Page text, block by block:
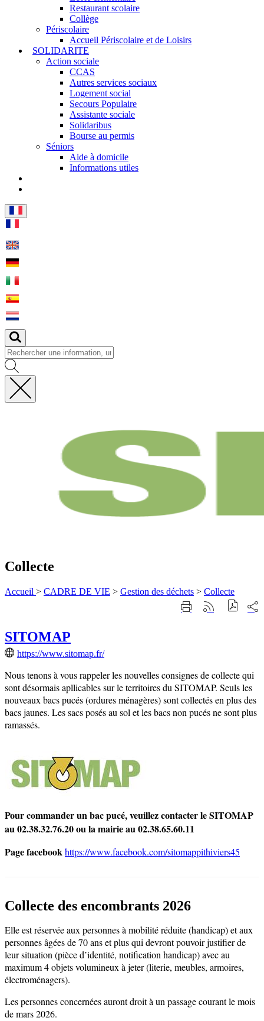
Restaurant scolaire
Collège
Périscolaire
Accueil Périscolaire et de Loisirs
SOLIDARITE
Action sociale
CCAS
Autres services sociaux
Logement social
Secours Populaire
Assistante sociale
Solidaribus
Bourse au permis
Séniors
Aide à domicile
Informations utiles
Fermer
Collecte
Accueil > CADRE DE VIE > Gestion des déchets > Collecte
ImprimerGénérer
sur
SITOMAP
https://www.sitomap.fr/
Nous tenons à vous rappeler les nouvelles consignes de collecte qui
sont désormais apllicables sur le territoires du SITOMAP. Seuls les
nouveaux bacs pucés (ordures ménagères) sont collectés en plus des
bacs jaunes. Les sacs posés au sol et les bacs non pucés ne sont plus
ramassés.
Pour commander un bac pucé, veuillez contacter le SITOMAP
au 02.38.32.76.20 ou la mairie au 02.38.65.60.11
Page facebookhttps://www.facebook.com/sitomappithiviers45
Collecte des encombrants 2026
Elle est réservée aux personnes à mobilité réduite (handicap) et aux
personnes âgées de 70 ans et plus qui devront pouvoir justifier de
leur situation (pièce d’identité, notification handicap) avec au
maximum 4 objets volumineux à jeter (literie, meubles, armoires,
électroménagers).
Les personnes concernées auront droit à un passage courant le mois
de mars 2026.